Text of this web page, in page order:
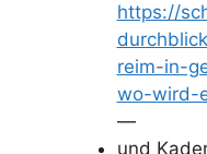
https://
reim-in-
wo-wird-
—
und